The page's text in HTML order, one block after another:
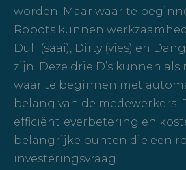
worden. Maar waar te
Robots kunnen
Dull (saai), Dirty (vies) en
zijn. Deze drie D’s kunnen
waar te beginnen met
belang van de medewerkers.
efficiëntieverbetering en
belangrijke punten die een
investeringsvraag.